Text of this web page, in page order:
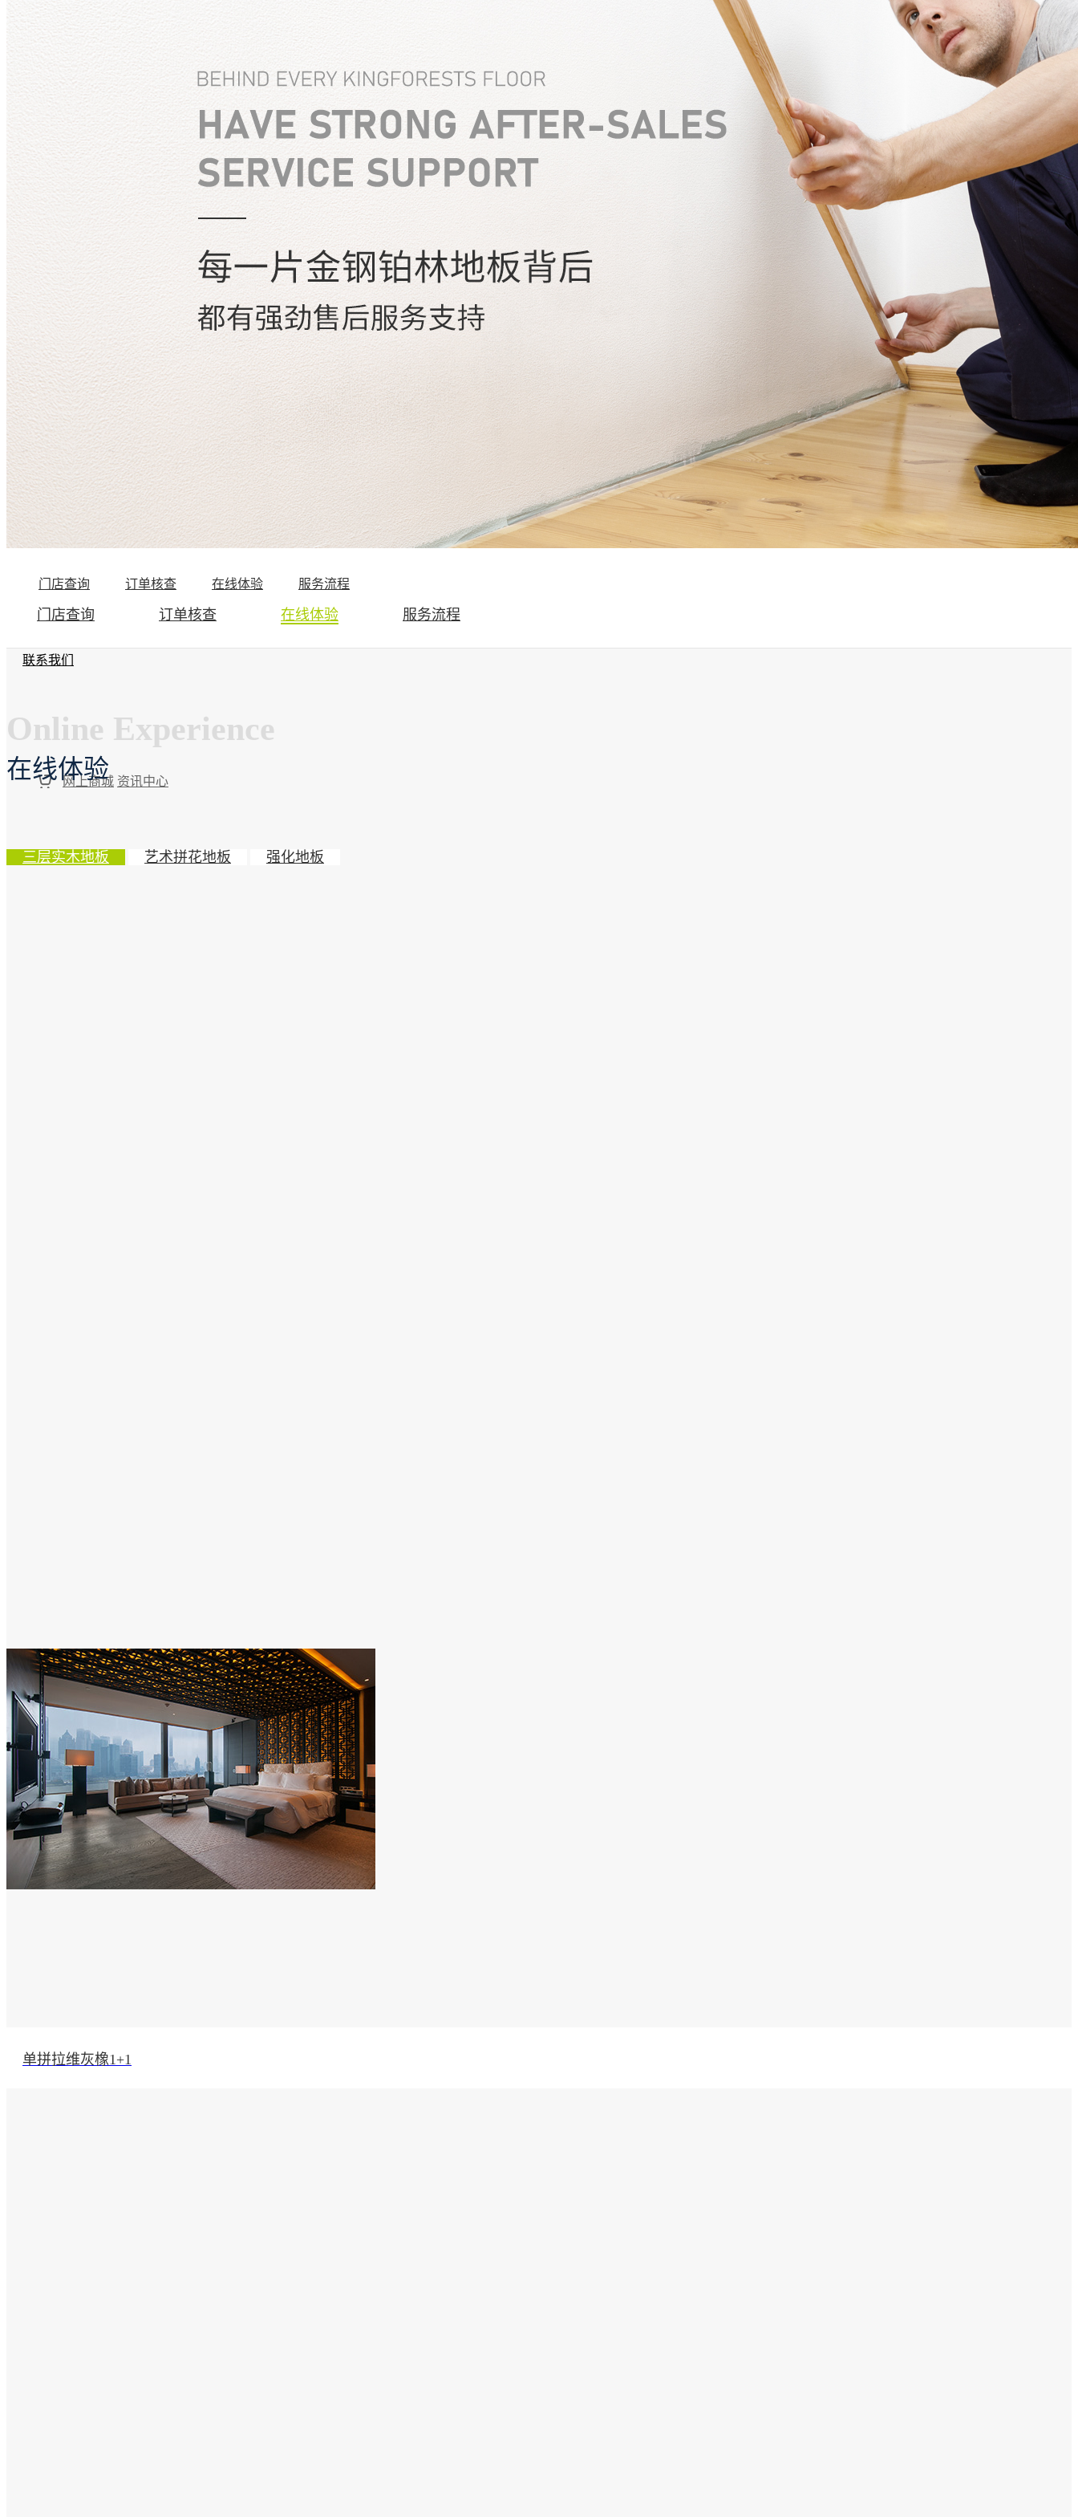
加盟条件 加盟支持 加盟流程 申请加盟
铺装案例
中国案例 欧洲案例 工程案例
关于我们
公司简介 企业数据 发展历程 环保实力 科技实力
服务专区
门店查询 订单核查 在线体验 服务流程
联系我们
网上商城 资讯中心
门店查询 订单核查 在线体验 服务流程
Online Experience
在线体验
三层实木地板 艺术拼花地板 强化地板
单拼拉维灰橡1+1